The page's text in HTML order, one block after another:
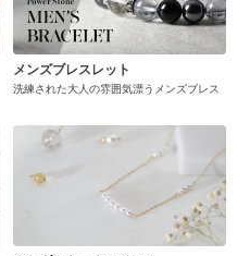
メンズブレスレット
洗練された大人の雰囲気漂うメンズブレス